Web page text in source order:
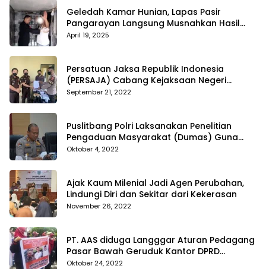
Geledah Kamar Hunian, Lapas Pasir
Pangarayan Langsung Musnahkan Hasil
Temuan
April 19, 2025
Persatuan Jaksa Republik Indonesia
(PERSAJA) Cabang Kejaksaan Negeri
Tanggamus resmi melaporkan Alvin Lim ke
September 21, 2022
Puslitbang Polri Laksanakan Penelitian
Pengaduan Masyarakat (Dumas) Guna
Meningkatkan Profesionalisme Personil Polri
Oktober 4, 2022
Ajak Kaum Milenial Jadi Agen Perubahan,
Lindungi Diri dan Sekitar dari Kekerasan
November 26, 2022
PT. AAS diduga Langggar Aturan Pedagang
Pasar Bawah Geruduk Kantor DPRD
Pekanbaru
Oktober 24, 2022